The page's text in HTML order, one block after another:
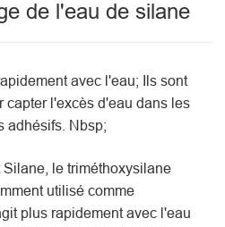
de l'eau de silane
avec l'eau; Ils sont
capter l'excès d'eau dans les
adhésifs. Nbsp;
le triméthoxysilane
utilisé comme
plus rapidement avec l'eau